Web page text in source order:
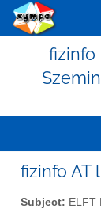
fizinfo
fizinfo AT
Subject: ELFT